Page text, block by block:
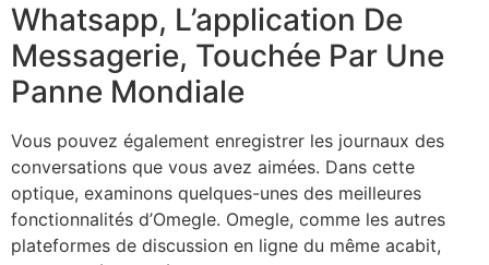
Whatsapp, L’application De
Messagerie, Touchée Par Une
Panne Mondiale
Vous pouvez également enregistrer les journaux des
conversations que vous avez aimées. Dans cette
optique, examinons quelques-unes des meilleures
fonctionnalités d’Omegle. Omegle, comme les autres
plateformes de discussion en ligne du même acabit,